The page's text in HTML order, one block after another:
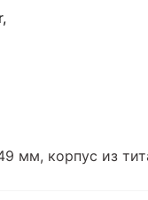
мм, корпус из